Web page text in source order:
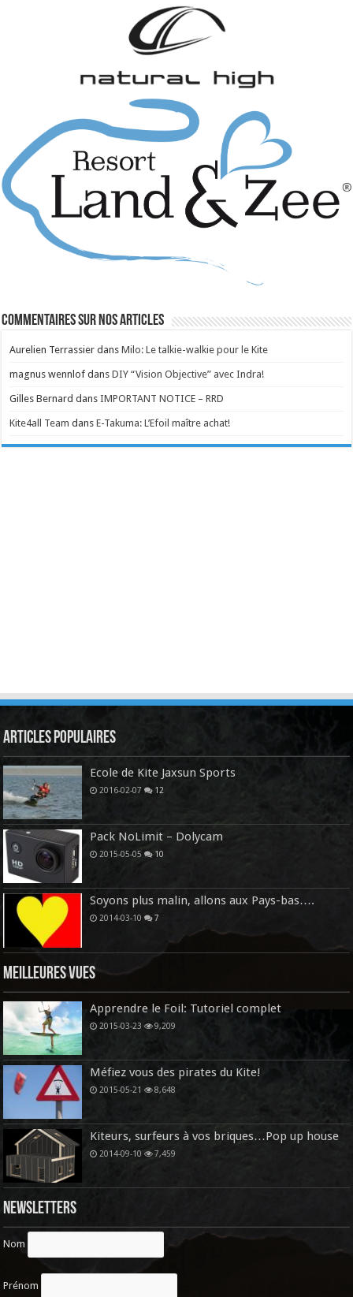
Commentaires sur nos articles
Aurelien Terrassier dansMilo: Le talkie-walkie pour le Kite
magnus wennlof dansDIY “Vision Objective” avec Indra!
Gilles Bernard dansIMPORTANT NOTICE – RRD
Kite4all Team dansE-Takuma: L’Efoil maître achat!
Articles Populaires
Ecole de Kite Jaxsun Sports
2016-02-07 12
Pack NoLimit – Dolycam
2015-05-05 10
Soyons plus malin, allons aux Pays-bas….
2014-03-10 7
Meilleures vues
Apprendre le Foil: Tutoriel complet
2015-03-23 9,209
Méfiez vous des pirates du Kite!
2015-05-21 8,648
Kiteurs, surfeurs à vos briques…Pop up house
2014-09-10 7,459
Newsletters
Nom
Prénom